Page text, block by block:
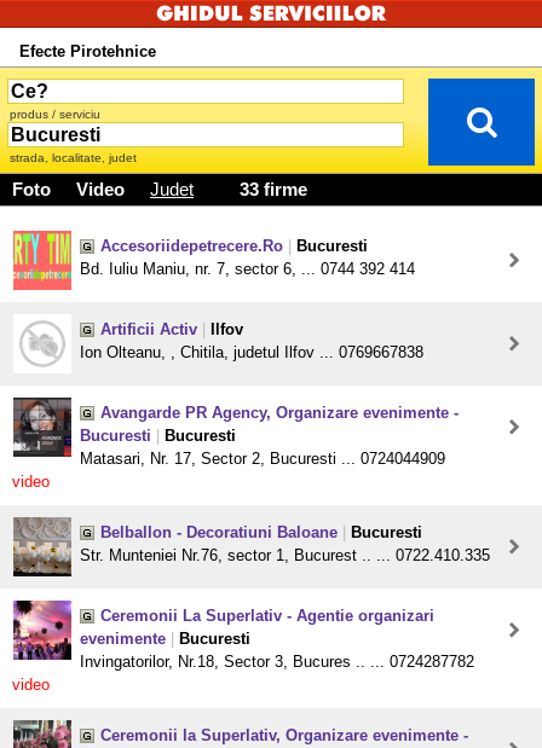
Efecte Pirotehnice
produs / serviciu
strada, localitate, judet
Foto Video Judet 33 firme
Accesoriidepetrecere.Ro
Bucuresti
Bd. Iuliu Maniu, nr. 7, sector 6, ... 0744 392 414
Artificii Activ
Ilfov
Ion Olteanu, , Chitila, judetul Ilfov ... 0769667838
Avangarde PR Agency, Organizare evenimente -
Bucuresti
Bucuresti
Matasari, Nr. 17, Sector 2, Bucuresti ... 0724044909
video
Belballon - Decoratiuni Baloane
Bucuresti
Str. Munteniei Nr.76, sector 1, Bucurest .. ... 0722.410.335
Ceremonii La Superlativ - Agentie organizari
evenimente
Bucuresti
Invingatorilor, Nr.18, Sector 3, Bucures .. ... 0724287782
video
Ceremonii la Superlativ, Organizare evenimente -